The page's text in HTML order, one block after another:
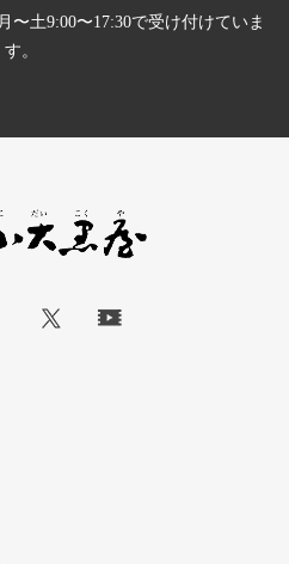
〜土9:00〜17:30で受け付けていま
す。